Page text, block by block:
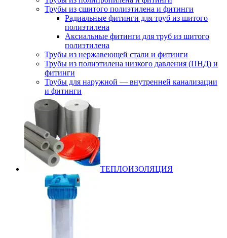
Трубы из сшитого полиэтилена и фитинги
Радиальные фитинги для труб из шитого
полиэтилена
Аксиальные фитинги для труб из шитого
полиэтилена
Трубы из нержавеющей стали и фитинги
Трубы из полиэтилена низкого давления (ПНД) и
фитинги
Трубы для наружной — внутренней канализации
и фитинги
ТЕПЛОИЗОЛЯЦИЯ